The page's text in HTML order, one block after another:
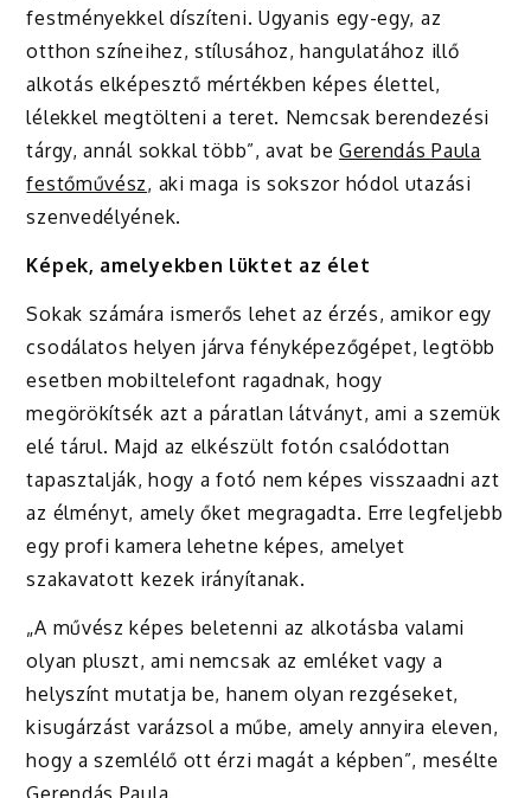
festményekkel díszíteni. Ugyanis egy-egy, az
otthon színeihez, stílusához, hangulatához illő
alkotás elképesztő mértékben képes élettel,
lélekkel megtölteni a teret. Nemcsak berendezési
tárgy, annál sokkal több”, avat be Gerendás Paula
festőművész, aki maga is sokszor hódol utazási
szenvedélyének.
Képek, amelyekben lüktet az élet
Sokak számára ismerős lehet az érzés, amikor egy
csodálatos helyen járva fényképezőgépet, legtöbb
esetben mobiltelefont ragadnak, hogy
megörökítsék azt a páratlan látványt, ami a szemük
elé tárul. Majd az elkészült fotón csalódottan
tapasztalják, hogy a fotó nem képes visszaadni azt
az élményt, amely őket megragadta. Erre legfeljebb
egy profi kamera lehetne képes, amelyet
szakavatott kezek irányítanak.
„A művész képes beletenni az alkotásba valami
olyan pluszt, ami nemcsak az emléket vagy a
helyszínt mutatja be, hanem olyan rezgéseket,
kisugárzást varázsol a műbe, amely annyira eleven,
hogy a szemlélő ott érzi magát a képben”, mesélte
Gerendás Paula.